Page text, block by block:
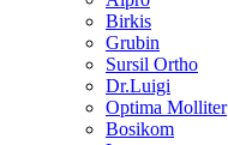
Birkis
Grubin
Sursil Ortho
Dr.Luigi
Optima Molliter
Bosikom